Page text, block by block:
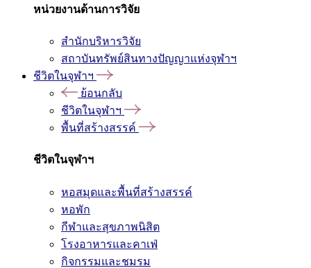
หน่วยงานด้านการวิจัย
สำนักบริหารวิจัย
สถาบันทรัพย์สินทางปัญญาแห่งจุฬาฯ
ชีวิตในจุฬาฯ
ย้อนกลับ
ชีวิตในจุฬาฯ
พื้นที่สร้างสรรค์
ชีวิตในจุฬาฯ
หอสมุดและพื้นที่สร้างสรรค์
หอพัก
กีฬาและสุขภาพนิสิต
โรงอาหารและคาเฟ่
กิจกรรมและชมรม